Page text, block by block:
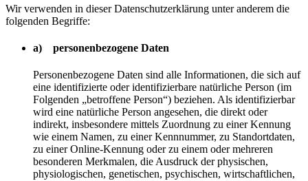
Wir verwenden in dieser Datenschutzerklärung unter anderem die
folgenden Begriffe:
a) personenbezogene Daten
Personenbezogene Daten sind alle Informationen, die sich auf
eine identifizierte oder identifizierbare natürliche Person (im
Folgenden „betroffene Person“) beziehen. Als identifizierbar
wird eine natürliche Person angesehen, die direkt oder
indirekt, insbesondere mittels Zuordnung zu einer Kennung
wie einem Namen, zu einer Kennnummer, zu Standortdaten,
zu einer Online-Kennung oder zu einem oder mehreren
besonderen Merkmalen, die Ausdruck der physischen,
physiologischen, genetischen, psychischen, wirtschaftlichen,